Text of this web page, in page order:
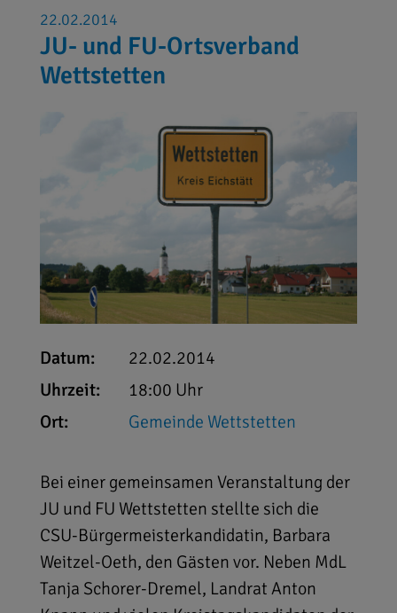
22.02.2014
JU- und FU-Ortsverband
Wettstetten
Datum:
22.02.2014
Uhrzeit:
18:00 Uhr
Ort:
Gemeinde Wettstetten
Bei einer gemeinsamen Veranstaltung der
JU und FU Wettstetten stellte sich die
CSU-Bürgermeisterkandidatin, Barbara
Weitzel-Oeth, den Gästen vor. Neben MdL
Tanja Schorer-Dremel, Landrat Anton